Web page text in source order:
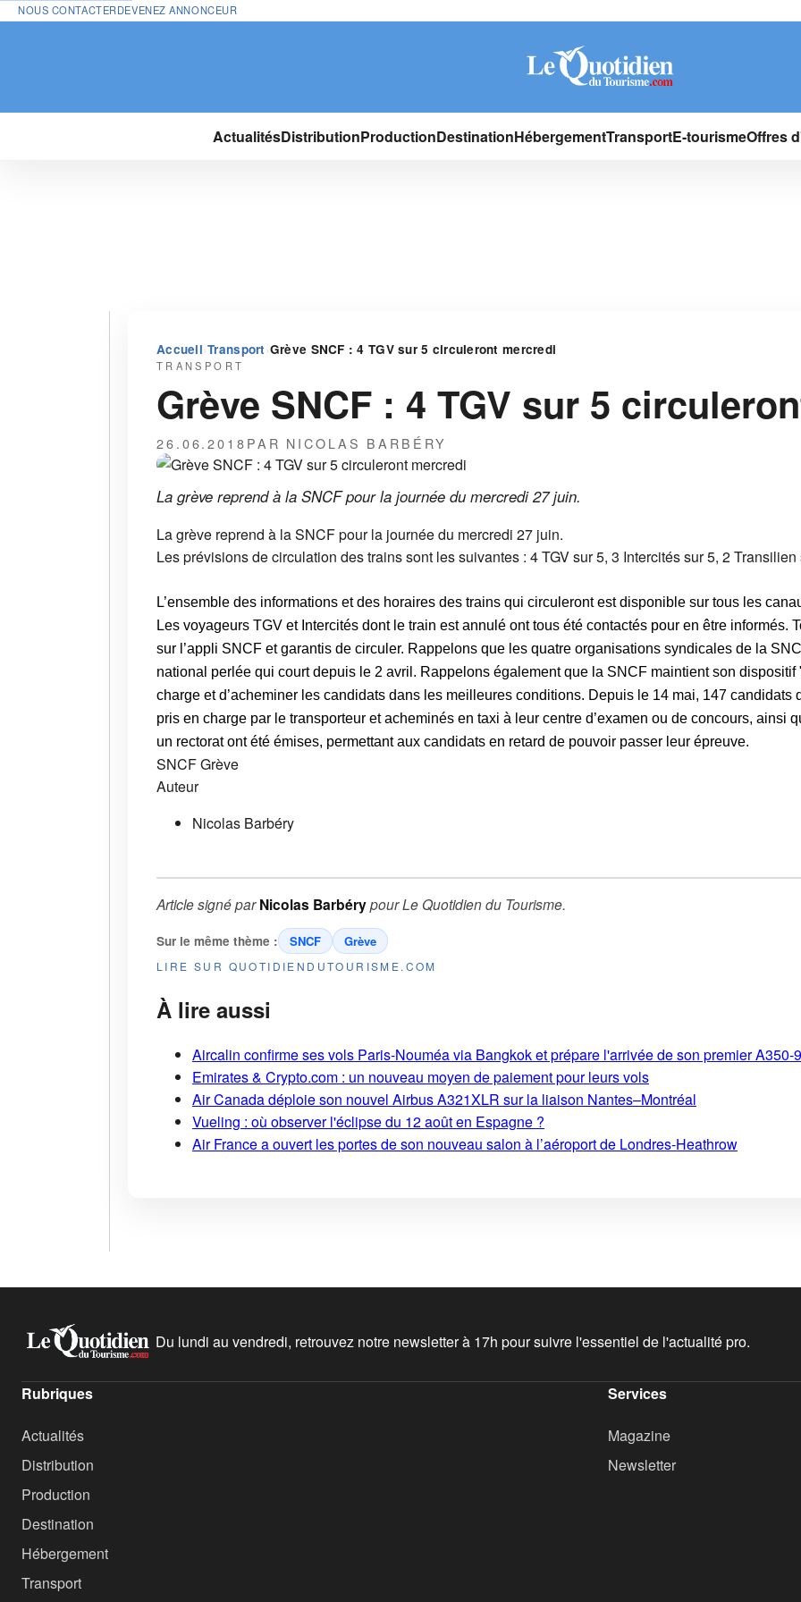
NOUS CONTACTERDEVENEZ ANNONCEUR
ActualitésDistributionProductionDestinationHébergementTransportE-tourismeOffres
Accueil›Transport ›Grève SNCF : 4 TGV sur 5 circuleront mercredi
TRANSPORT
Grève SNCF : 4 TGV sur 5
26.06.2018PAR NICOLAS BARBÉRY
La grève reprend à la SNCF pour la journée du mercredi 27 juin.
La grève reprend à la SNCF pour la journée du mercredi 27 juin.
Les prévisions de circulation des trains sont les suivantes : 4 TGV sur 5, 3 Intercités sur 5, 2
L’ensemble des informations et des horaires des trains qui circuleront est disponible sur tous les
Les voyageurs TGV et Intercités dont le train est annulé ont tous été contactés pour en être informés.
sur l’appli SNCF et garantis de circuler. Rappelons que les quatre organisations syndicales de la
national perlée qui court depuis le 2 avril. Rappelons également que la SNCF maintient son
charge et d’acheminer les candidats dans les meilleures conditions. Depuis le 14 mai, 147 candidats
pris en charge par le transporteur et acheminés en taxi à leur centre d’examen ou de concours, ainsi
un rectorat ont été émises, permettant aux candidats en retard de pouvoir passer leur épreuve.
SNCFGrève
Auteur
Nicolas Barbéry
Article signé parNicolas BarbérypourLe Quotidien du Tourisme.
Sur le même thème : SNCF Grève
LIRE SUR QUOTIDIENDUTOURISME.COM
À lire aussi
Aircalin confirme ses vols Paris-Nouméa via Bangkok et prépare l'arrivée de son premier A350-
Emirates & Crypto.com : un nouveau moyen de paiement pour leurs vols
Air Canada déploie son nouvel Airbus A321XLR sur la liaison Nantes–Montréal
Vueling : où observer l'éclipse du 12 août en Espagne ?
Air France a ouvert les portes de son nouveau salon à l’aéroport de Londres-Heathrow
Du lundi au vendredi, retrouvez notre newsletter à 17h pour suivre l'essentiel de l'actualité pro.
Rubriques
Actualités
Distribution
Production
Destination
Hébergement
Transport
Services
Magazine
Newsletter